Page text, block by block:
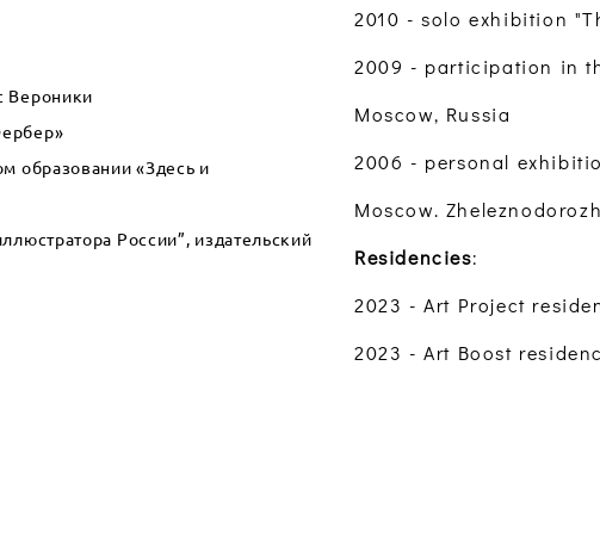
Вероники
образовании «Здесь и
России”, издательский
2010 - solo exhibition
2009 - participation in
Moscow, Russia
2006 - personal
Moscow.
Residencies:
2023 - Art Project
2023 - Art Boost